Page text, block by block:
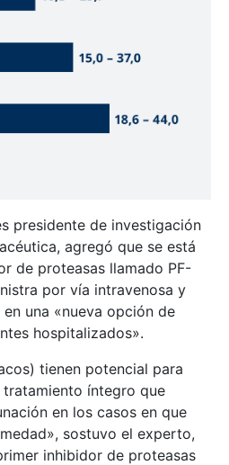
presidente de investigación
agregó que se está
de proteasas llamado PF-
por vía intravenosa y
una «nueva opción de
hospitalizados».
tienen potencial para
íntegro que
en los casos en que
sostuvo el experto,
inhibidor de proteasas